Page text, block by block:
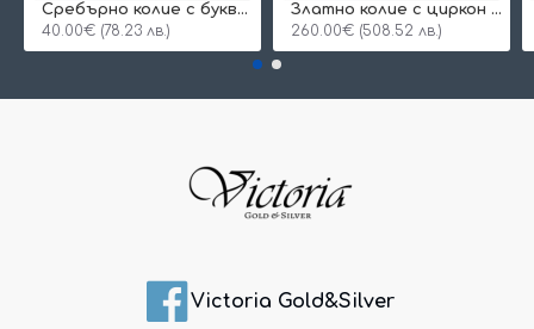
Сребърнo колие с буква и едно камъче
40.00€ (78.23 лв.)
Златно колие с циркон и буква по избор
260.00€ (508.52 лв.)
Victoria Gold&Silver